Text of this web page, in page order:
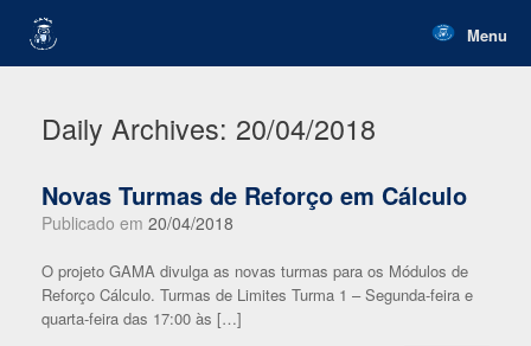
content
Menu
Daily Archives: 20/04/2018
Novas Turmas de Reforço em Cálculo
Publicado em 20/04/2018
O projeto GAMA divulga as novas turmas para os Módulos de
Reforço Cálculo. Turmas de Limites Turma 1 – Segunda-feira e
quarta-feira das 17:00 às […]